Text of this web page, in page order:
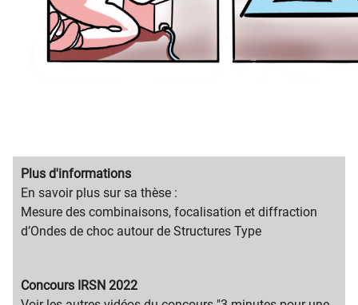
Migration
content
title
Plus d'informations
Migration
content
text
En savoir plus sur sa thèse :
Mesure des combinaisons, focalisation et diffraction
d’Ondes de choc autour de Structures Type
Migration
Concours IRSN 2022